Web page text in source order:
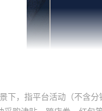
景下，指平台活动（不含